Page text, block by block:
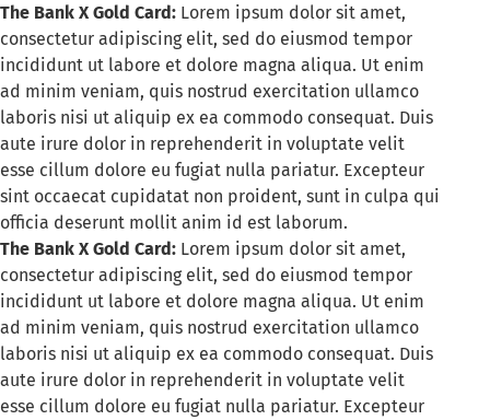
The Bank X Gold Card: Lorem ipsum dolor sit amet,
consectetur adipiscing elit, sed do eiusmod tempor
incididunt ut labore et dolore magna aliqua. Ut enim
ad minim veniam, quis nostrud exercitation ullamco
laboris nisi ut aliquip ex ea commodo consequat. Duis
aute irure dolor in reprehenderit in voluptate velit
esse cillum dolore eu fugiat nulla pariatur. Excepteur
sint occaecat cupidatat non proident, sunt in culpa qui
officia deserunt mollit anim id est laborum.
The Bank X Gold Card: Lorem ipsum dolor sit amet,
consectetur adipiscing elit, sed do eiusmod tempor
incididunt ut labore et dolore magna aliqua. Ut enim
ad minim veniam, quis nostrud exercitation ullamco
laboris nisi ut aliquip ex ea commodo consequat. Duis
aute irure dolor in reprehenderit in voluptate velit
esse cillum dolore eu fugiat nulla pariatur. Excepteur